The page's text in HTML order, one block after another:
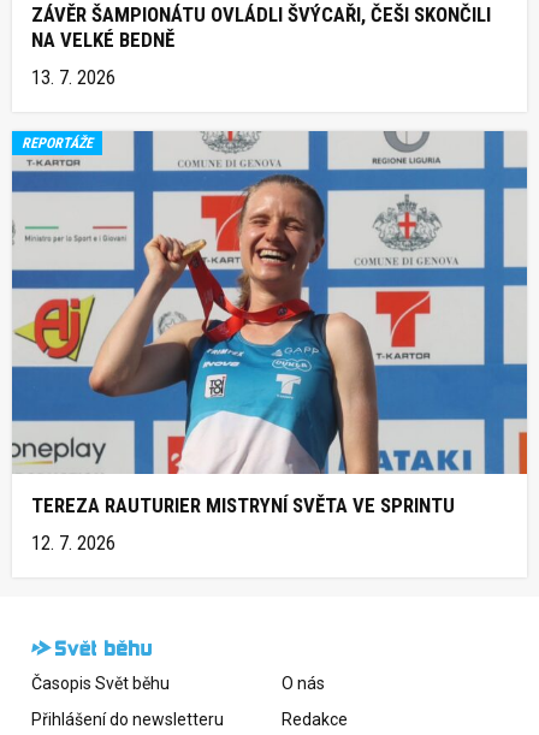
ZÁVĚR ŠAMPIONÁTU OVLÁDLI ŠVÝCAŘI, ČEŠI SKONČILI
NA VELKÉ BEDNĚ
13. 7. 2026
REPORTÁŽE
TEREZA RAUTURIER MISTRYNÍ SVĚTA VE SPRINTU
12. 7. 2026
Časopis Svět běhu
Přihlášení do newsletteru
O nás
Redakce